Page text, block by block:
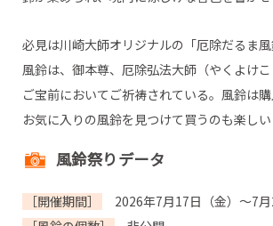
必見は川崎大師オリジナルの「厄除だるま
風鈴は、御本尊、厄除弘法大師（やくよけ
ご宝前においてご祈祷されている。風鈴は購
お気に入りの風鈴を見つけて買うのも楽し
風鈴祭りデータ
［開催期間］
2026年7月17日（金）～7月